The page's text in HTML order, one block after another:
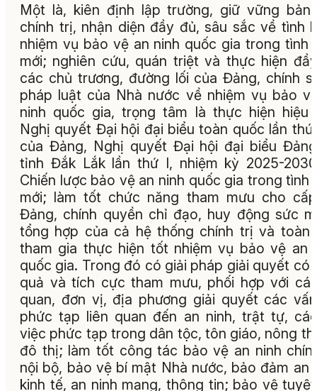
Một là, kiên định lập trường, giữ vững bản
chính trị, nhận diện đầy đủ, sâu sắc về tình
nhiệm vụ bảo vệ an ninh quốc gia trong tình
mới; nghiên cứu, quán triệt và thực hiện
các chủ trương, đường lối của Đảng, chính
pháp luật của Nhà nước về nhiệm vụ bảo
ninh quốc gia, trọng tâm là thực hiện hiệu
Nghị quyết Đại hội đại biểu toàn quốc lần thứ
của Đảng, Nghị quyết Đại hội đại biểu
tỉnh Đắk Lắk lần thứ I, nhiệm kỳ 2025-
Chiến lược bảo vệ an ninh quốc gia trong tình
mới; làm tốt chức năng tham mưu cho
Đảng, chính quyền chỉ đạo, huy động sức
tổng hợp của cả hệ thống chính trị và toàn
tham gia thực hiện tốt nhiệm vụ bảo vệ an
quốc gia. Trong đó có giải pháp giải quyết có
quả và tích cực tham mưu, phối hợp với
quan, đơn vị, địa phương giải quyết các
phức tạp liên quan đến an ninh, trật tự,
việc phức tạp trong dân tộc, tôn giáo, nông
đô thị; làm tốt công tác bảo vệ an ninh
nội bộ, bảo vệ bí mật Nhà nước, bảo đảm an
kinh tế, an ninh mạng, thông tin; bảo vệ